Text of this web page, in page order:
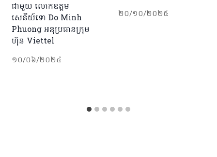
ជាមួយ លោកឧត្តម
សេនីយ៍ទោ Do Minh
Phuong អនុប្រធានក្រុម
ហ៊ុន Viettel
១០/០៦/២០២៤
២០/១០/២០២៥